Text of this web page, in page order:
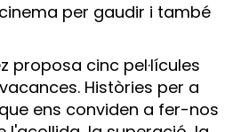
per gaudir i també
proposa cinc pel·lícules
Històries per a
ens conviden a fer-nos